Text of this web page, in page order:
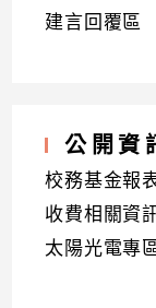
建言回覆區
公開資
校務基金報
收費相關資
太陽光電專